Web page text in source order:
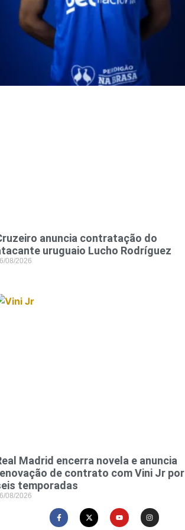
anuncia contratação do
uruguaio Lucho Rodríguez
08/2026
Madrid encerra novela e anuncia
de contrato com Vini Jr por
temporadas
08/2026